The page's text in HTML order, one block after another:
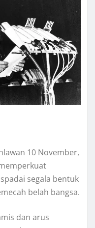
10 November,
segala bentuk
belah bangsa.
dan arus